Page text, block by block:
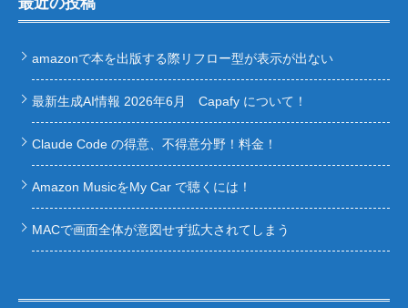
amazonで本を出版する際リフロー型が表示が出ない
最新生成AI情報 2026年6月 Capafy について！
Claude Code の得意、不得意分野！料金！
Amazon MusicをMy Car で聴くには！
MACで画面全体が意図せず拡大されてしまう